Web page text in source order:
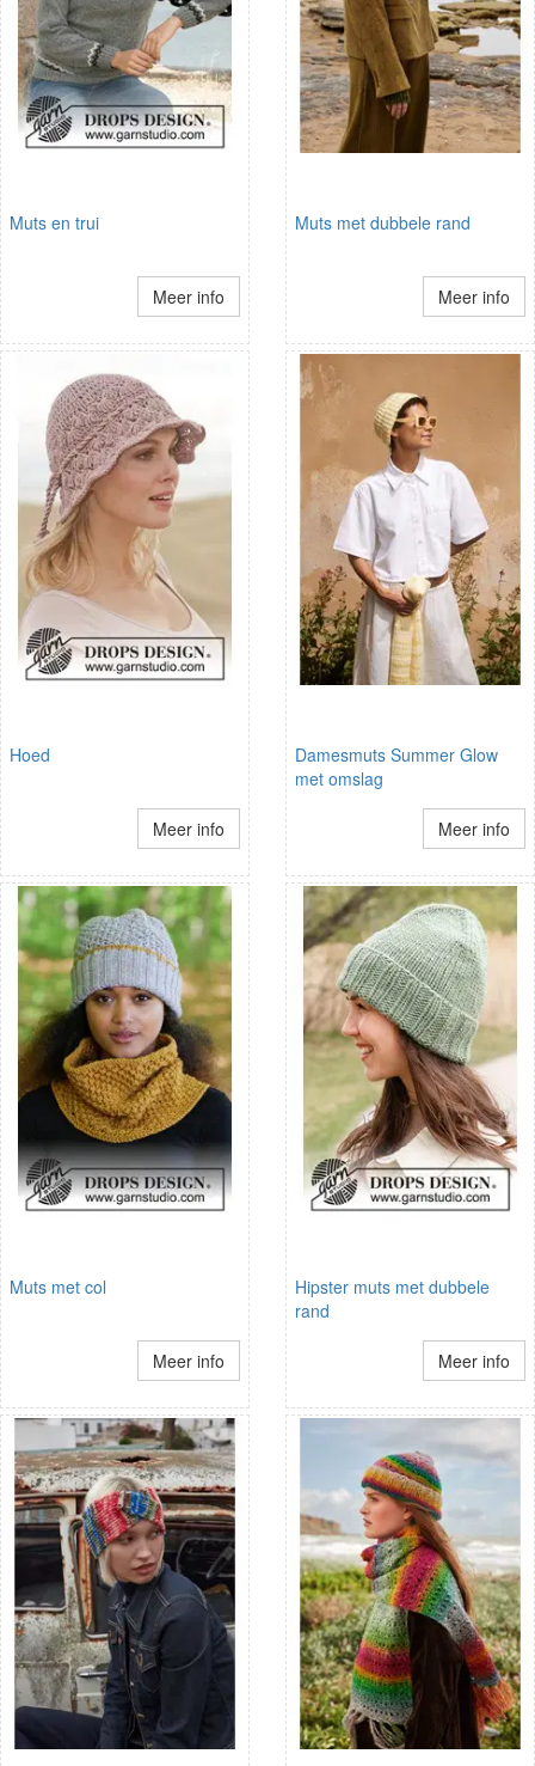
Muts en trui
Meer info
Muts met dubbele rand
Meer info
Hoed
Meer info
Damesmuts Summer Glow
met omslag
Meer info
Muts met col
Meer info
Hipster muts met dubbele
rand
Meer info